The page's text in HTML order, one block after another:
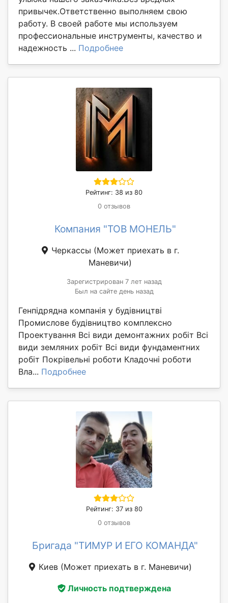
привычек.Ответственно выполняем свою
работу. В своей работе мы используем
профессиональные инструменты, качество и
надежность ... Подробнее
Рейтинг: 38 из 80
0 отзывов
Компания "ТОВ МОНЕЛЬ"
Черкассы (Может приехать в г.
Маневичи)
Зарегистрирован 7 лет назад
Был на сайте день назад
Генпідрядна компанія у будівництві
Промислове будівництво комплексно
Проектування Всі види демонтажних робіт Всі
види земляних робіт Всі види фундаментних
робіт Покрівельні роботи Кладочні роботи
Вла... Подробнее
Рейтинг: 37 из 80
0 отзывов
Бригада "ТИМУР И ЕГО КОМАНДА"
Киев (Может приехать в г. Маневичи)
Личность подтверждена